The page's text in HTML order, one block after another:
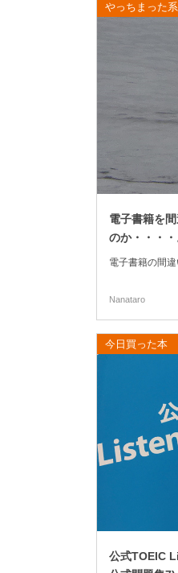
やっちまった系
電子書籍を
のか・・・
電子書籍の間
Nanataro
今日買った本
公式TOEIC